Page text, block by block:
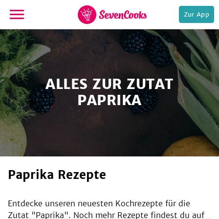
zur
Startseite
Zur App
ALLES ZUR ZUTAT
PAPRIKA
Paprika Rezepte
Entdecke unseren neuesten Kochrezepte für die
Zutat "Paprika". Noch mehr Rezepte findest du auf